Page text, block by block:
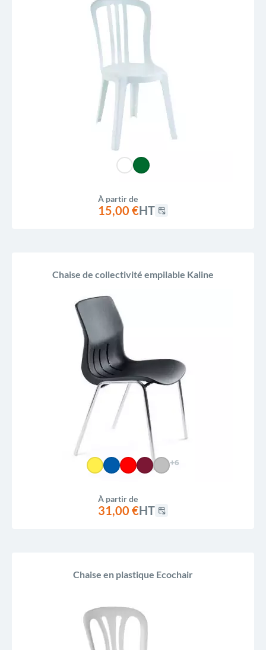
À partir de
15,00 €HT
Chaise de collectivité empilable Kaline
+6
À partir de
31,00 €HT
Chaise en plastique Ecochair